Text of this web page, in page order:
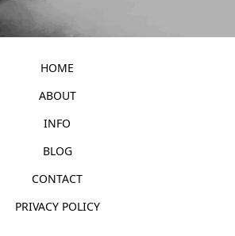
HOME
ABOUT
INFO
BLOG
CONTACT
PRIVACY POLICY